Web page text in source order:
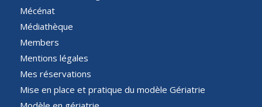
Mécénat
Médiathèque
Members
Mentions légales
Mes réservations
Mise en place et pratique du modèle Gériatrie